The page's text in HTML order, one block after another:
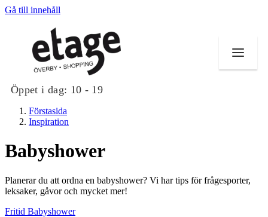
Gå till innehåll
Öppet i dag: 10 - 19
Butiker
Mat och dryck
Förstasida
Inspiration
Babyshower
Planerar du att ordna en babyshower? Vi har tips för frågesporter,
leksaker, gåvor och mycket mer!
Fritid Babyshower